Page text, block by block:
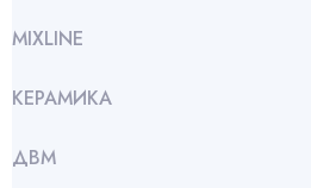
МIXLINE
КЕРАМИКА
ДВМ